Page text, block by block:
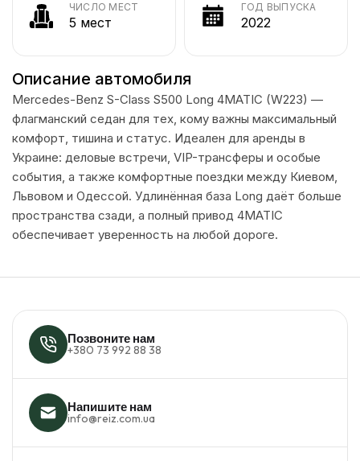
ЧИСЛО МЕСТ
5 мест
ГОД ВЫПУСКА
2022
Описание автомобиля
Mercedes-Benz S-Class S500 Long 4MATIC (W223) —
флагманский седан для тех, кому важны максимальный
комфорт, тишина и статус. Идеален для аренды в
Украине: деловые встречи, VIP-трансферы и особые
события, а также комфортные поездки между Киевом,
Львовом и Одессой. Удлинённая база Long даёт больше
пространства сзади, а полный привод 4MATIC
обеспечивает уверенность на любой дороге.
Позвоните нам
+380 73 992 88 38
Напишите нам
info@reiz.com.ua